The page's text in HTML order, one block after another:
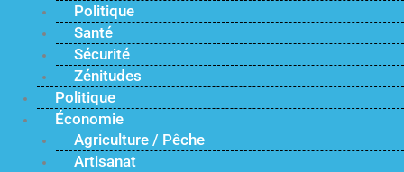
Politique
Santé
Sécurité
Zénitudes
Politique
Économie
Agriculture / Pêche
Artisanat